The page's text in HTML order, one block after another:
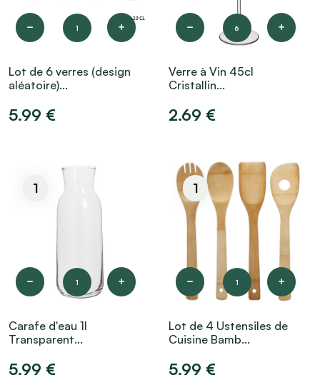
1
Lot de 6 verres (design
aléatoire)...
5.99 €
6
Verre à Vin 45cl
Cristallin...
2.69 €
1
1
Carafe d'eau 1l
Transparent...
5.99 €
1
1
Lot de 4 Ustensiles de
Cuisine Bamb...
5.99 €